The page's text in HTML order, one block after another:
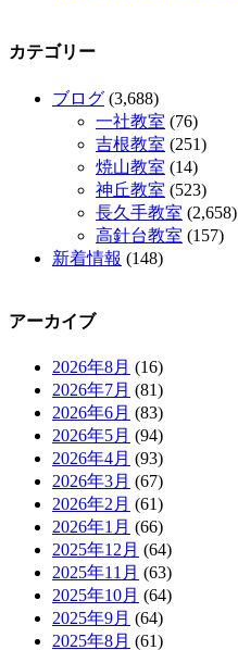
カテゴリー
ブログ (3,688)
一社教室 (76)
吉根教室 (251)
焼山教室 (14)
神丘教室 (523)
長久手教室 (2,658)
高針台教室 (157)
新着情報 (148)
アーカイブ
2026年8月 (16)
2026年7月 (81)
2026年6月 (83)
2026年5月 (94)
2026年4月 (93)
2026年3月 (67)
2026年2月 (61)
2026年1月 (66)
2025年12月 (64)
2025年11月 (63)
2025年10月 (64)
2025年9月 (64)
2025年8月 (61)